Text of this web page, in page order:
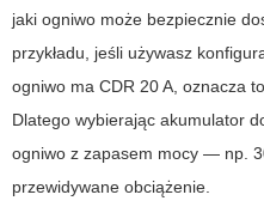
jaki ogniwo może bezpiecznie
przykładu, jeśli używasz
ogniwo ma CDR 20 A, oznacza
Dlatego wybierając akumulator
ogniwo z zapasem mocy — np.
przewidywane obciążenie.